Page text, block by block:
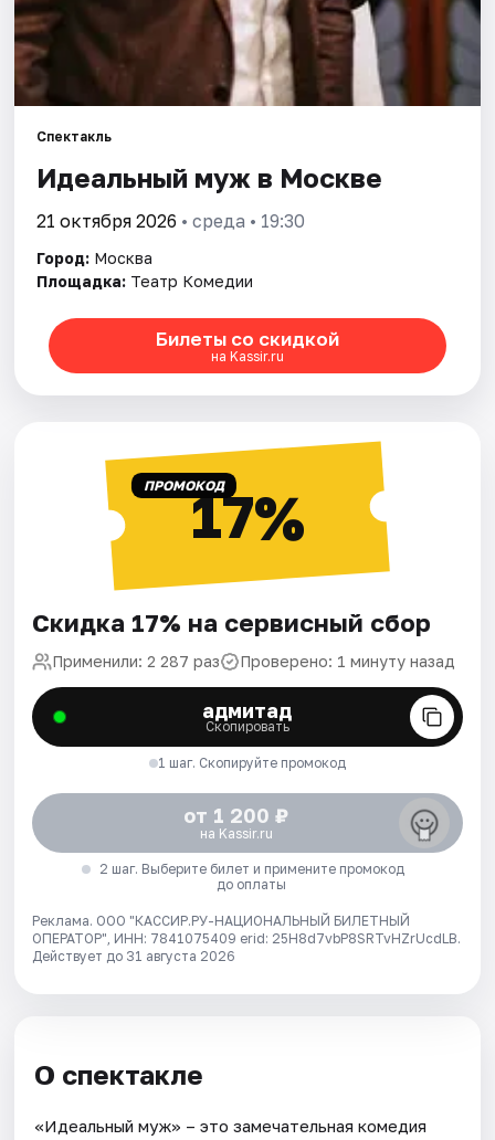
Спектакль
Идеальный муж в Москве
21 октября 2026 • среда • 19:30
Город: Москва
Площадка: Театр Комедии
Билеты со скидкой
на Kassir.ru
ПРОМОКОД17%
Скидка 17% на сервисный сбор
Применили: 2 287 раз Проверено: 1 минуту назад
адмитад
Скопировать
1 шаг. Скопируйте промокод
от 1 200 ₽
на Kassir.ru
2 шаг. Выберите билет и примените промокод
до оплаты
Реклама. ООО "КАССИР.РУ-НАЦИОНАЛЬНЫЙ БИЛЕТНЫЙ
ОПЕРАТОР", ИНН: 7841075409 erid: 25H8d7vbP8SRTvHZrUcdLB.
Действует до 31 августа 2026
О спектакле
«Идеальный муж» – это замечательная комедия